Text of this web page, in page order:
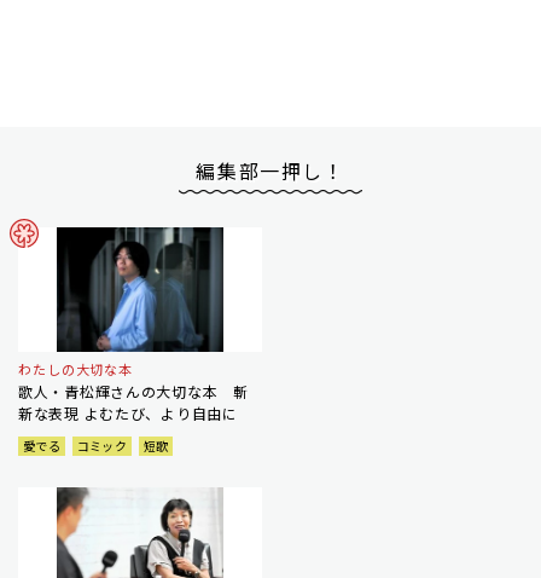
編集部一押し！
わたしの大切な本
歌人・青松輝さんの大切な本 斬
新な表現 よむたび、より自由に
愛でる コミック 短歌